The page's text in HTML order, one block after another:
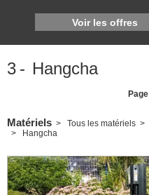
Voir les offres
Matériels Tous les matériels
Hangcha
3 Hangcha
Page